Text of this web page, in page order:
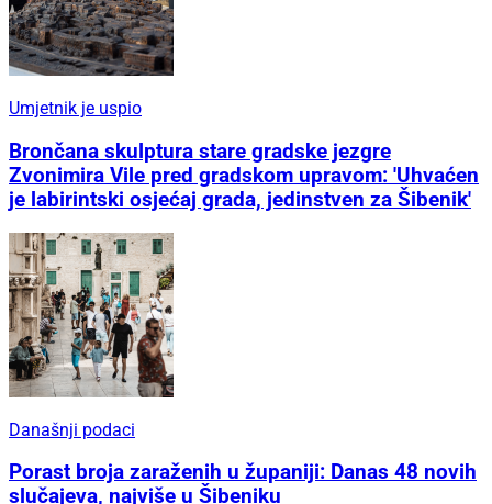
Umjetnik je uspio
Brončana skulptura stare gradske jezgre
Zvonimira Vile pred gradskom upravom: 'Uhvaćen
je labirintski osjećaj grada, jedinstven za Šibenik'
Današnji podaci
Porast broja zaraženih u županiji: Danas 48 novih
slučajeva, najviše u Šibeniku